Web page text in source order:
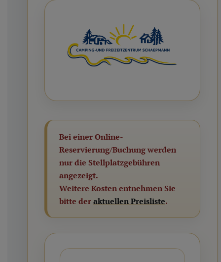
Bei einer Online-
Reservierung/Buchung werden
nur die Stellplatzgebühren
angezeigt.
Weitere Kosten entnehmen Sie
bitte deraktuellen Preisliste.